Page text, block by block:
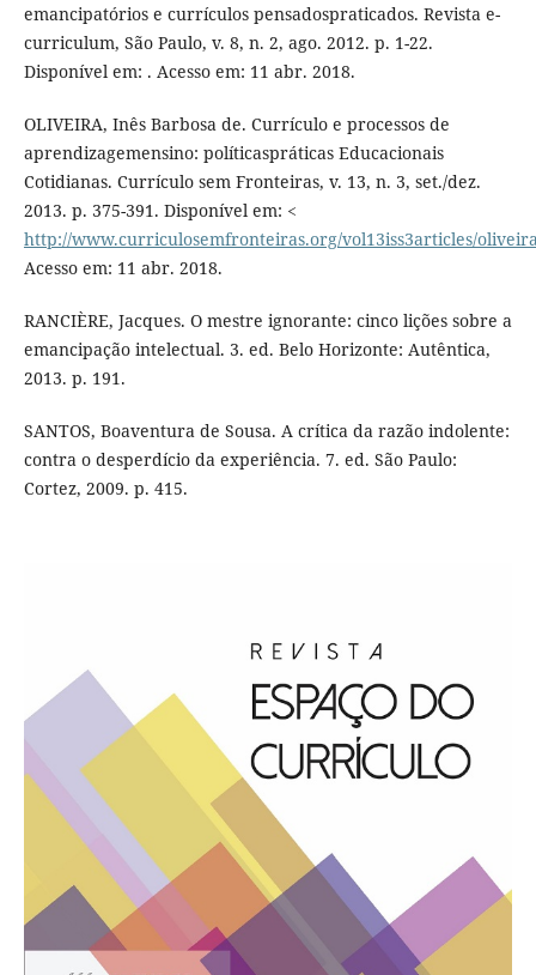
emancipatórios e currículos pensadospraticados. Revista e-
curriculum, São Paulo, v. 8, n. 2, ago. 2012. p. 1-22.
Disponível em: . Acesso em: 11 abr. 2018.
OLIVEIRA, Inês Barbosa de. Currículo e processos de
aprendizagemensino: políticaspráticas Educacionais
Cotidianas. Currículo sem Fronteiras, v. 13, n. 3, set./dez.
2013. p. 375-391. Disponível em: <
http://www.curriculosemfronteiras.org/vol13iss3articles/
Acesso em: 11 abr. 2018.
RANCIÈRE, Jacques. O mestre ignorante: cinco lições sobre a
emancipação intelectual. 3. ed. Belo Horizonte: Autêntica,
2013. p. 191.
SANTOS, Boaventura de Sousa. A crítica da razão indolente:
contra o desperdício da experiência. 7. ed. São Paulo:
Cortez, 2009. p. 415.